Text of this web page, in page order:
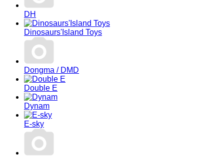
DH
Dinosaurs'Island Toys
Dongma / DMD
Double E
Dynam
E-sky